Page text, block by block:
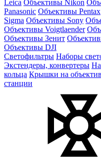
Leica Объективы Nikon
Panasonic Объективы Pentax
Sigma Объективы Sony
Объективы Voigtlaender
Объективы Зенит
Объективы DJI
Светофильтры Наборы
Экстендеры, конвертеры
кольца Крышки на
станции